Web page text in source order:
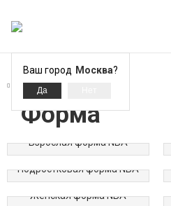
Ваш город Москва?
Форма
Форма
Взрослая форма NBA
Подростковая форма NBA
Женская форма NBA